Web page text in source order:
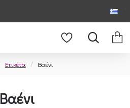
Ετικέτα Βαένι
Βαένι